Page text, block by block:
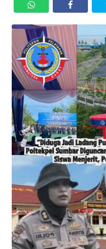
HUKRIM
OPINI
PERISTIWA
Informasi
INDEKS
BERITA
KONTAK
KAMI
INFO
IKLAN
TENTANG
KAMI